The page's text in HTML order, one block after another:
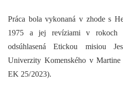
Práca bola vykonaná v zhode s
1975 a jej revíziami v rokoch
odsúhlasená Etickou misiou
Univerzity Komenského v
EK 25/ 2023).